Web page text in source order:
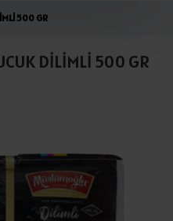
500 GR
DİLİMLİ 500 GR